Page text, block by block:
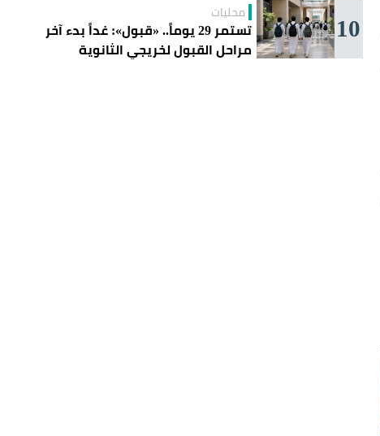
10 محليات
تستمر 29 يوماً.. «قبول»: غداً بدء آخر
مراحل القبول لخريجي الثانوية